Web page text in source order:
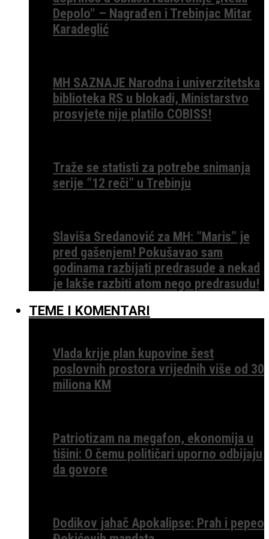
Depolo“ – Nagrađen i Trebinjac Mitar
Karadeglić
MH SAZNAJE Narodna i univerzitetska
biblioteka RS u blokadi, Ministarstvo
prosvjete nije platilo COBISS!
Traže se statisti za potrebe snimanja
serije ”12 reči” u Trebinju
Slaviša Sredanović za MH: ”Maris” je
pred gašenjem! Pokušavao sam
godinama razbijati predrasude a nekad
je lakše razbiti atom nego predrasudu!
TEME I KOMENTARI
Vlada krije plan kupovine šest
poslovnih prostora vrijednih više od 30
miliona KM
Patriotizam na megafon, ekonomija u
tišini: O čemu političari uporno odbijaju
da govore
Dodikov jahač Apokalipse: Prah i pepeo